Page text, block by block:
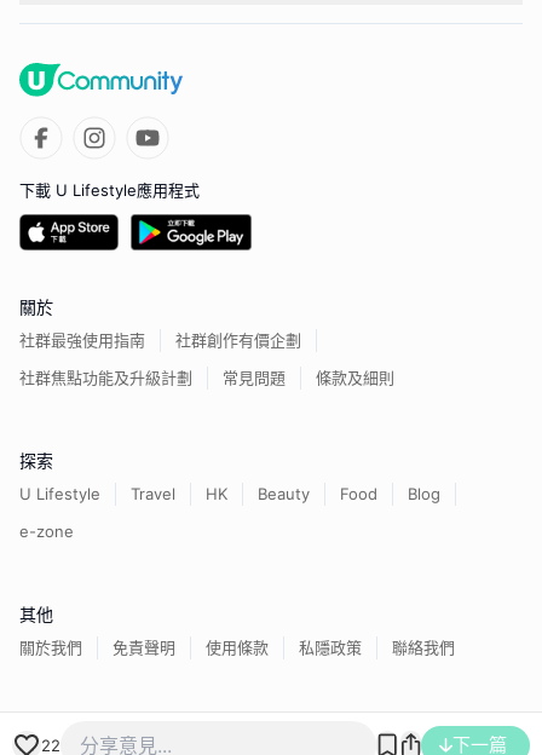
22 下一篇
下載 U Lifestyle應用程式
關於
社群最強使用指南
社群創作有價企劃
社群焦點功能及升級計劃
常見問題 條款及細則
探索
U Lifestyle Travel HK Beauty Food
Blog
e-zone
其他
關於我們 免責聲明 使用條款 私隱政策 聯絡我們
香港經濟日報版權所有©